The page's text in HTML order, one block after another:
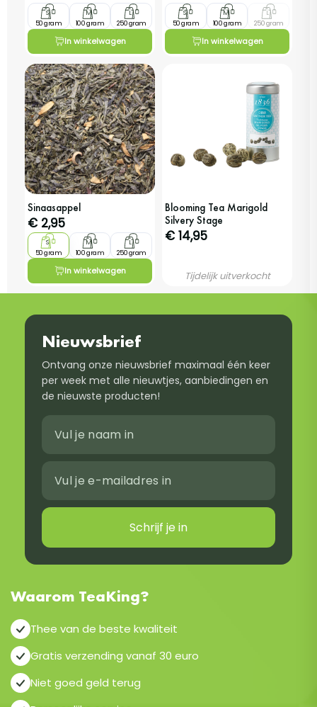
S
50 gram
M
100 gram
L
250 gram
In winkelwagen
S
50 gram
M
100 gram
L
250 gram
In winkelwagen
Sinaasappel
€ 2,95
S
50 gram
M
100 gram
L
250 gram
In winkelwagen
Blooming Tea Marigold
Silvery Stage
€ 14,95
Tijdelijk uitverkocht
Nieuwsbrief
Ontvang onze nieuwsbrief maximaal één keer
per week met alle nieuwtjes, aanbiedingen en
de nieuwste producten!
Schrijf je in
Waarom TeaKing?
Thee van de beste kwaliteit
Gratis verzending vanaf 30 euro
Niet goed geld terug